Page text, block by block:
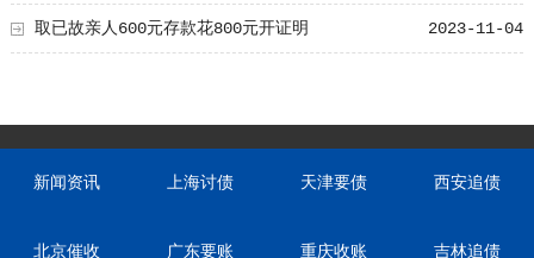
2023-11-04
取已故亲人600元存款花800元开证明
新闻资讯 上海讨债 天津要债 西安追债
北京催收 广东要账 重庆收账 吉林追债